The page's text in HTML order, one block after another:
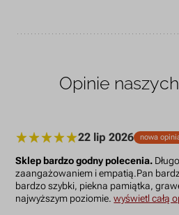
Opinie
22 lip 2026 nowa
Sklep bardzo godny polecenia.
zaangażowaniem i empatią.Pan
bardzo szybki, piekna pamiątka,
najwyższym poziomie.wyświetl całą